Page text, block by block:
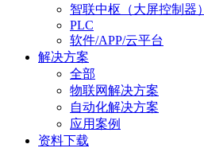
智联中枢（大屏控制器）
PLC
软件/APP/云平台
解决方案
全部
物联网解决方案
自动化解决方案
应用案例
资料下载